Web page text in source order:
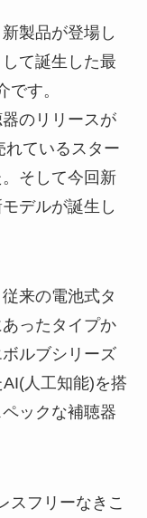
製品が登場し
て誕生した最
す。
のリリースが
れているスター
そして今回新
デルが誕生し
来の電池式タ
ったタイプか
ルブシリーズ
人工知能)を搭
ックな補聴器
スフリーなきこ